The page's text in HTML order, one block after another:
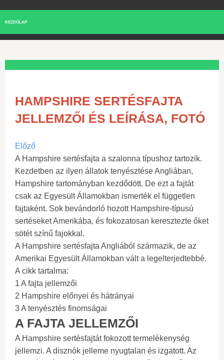
KEZDŐLAP
HAMPSHIRE SERTÉSFAJTA
JELLEMZŐI ÉS LEÍRÁSA, FOTÓ
Előző
A Hampshire sertésfajta a szalonna típushoz tartozik.
Kezdetben az ilyen állatok tenyésztése Angliában,
Hampshire tartományban kezdődött. De ezt a fajtát
csak az Egyesült Államokban ismerték el független
fajtaként. Sok bevándorló hozott Hampshire-típusú
sertéseket Amerikába, és fokozatosan keresztezte őket
sötét színű fajokkal.
A Hampshire sertésfajta Angliából származik, de az
Amerikai Egyesült Államokban vált a legelterjedtebbé.
A cikk tartalma:
1 A fajta jellemzői
2 Hampshire előnyei és hátrányai
3 A tenyésztés finomságai
A FAJTA JELLEMZŐI
A Hampshire sertésfajtát fokozott termelékenység
jellemzi. A disznók jelleme nyugtalan és izgatott. Az